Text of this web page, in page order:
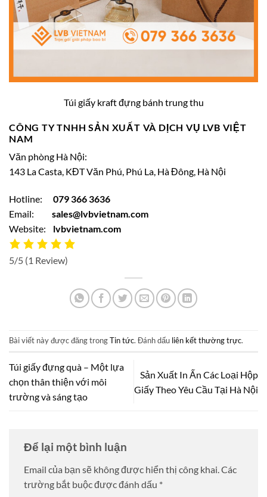
Túi giấy kraft đựng bánh trung thu
CÔNG TY TNHH SẢN XUẤT VÀ DỊCH VỤ LVB VIỆT
NAM
Văn phòng Hà Nội:
143 La Casta, KĐT Văn Phú, Phú La, Hà Đông, Hà Nội
Hotline:
079 366 3636
Email:
sales@lvbvietnam.com
Website:
lvbvietnam.com
5/5 (1 Review)
Bài viết này được đăng trongTin tức. Đánh dấu liên kết thường trực.
Túi giấy đựng quà – Một lựa
chọn thân thiện với môi
trường và sáng tạo
Sản Xuất In Ấn Các Loại Hộp
Giấy Theo Yêu Cầu Tại Hà Nội
Để lại một bình luận
Email của bạn sẽ không được hiển thị công khai.Các
trường bắt buộc được đánh dấu *